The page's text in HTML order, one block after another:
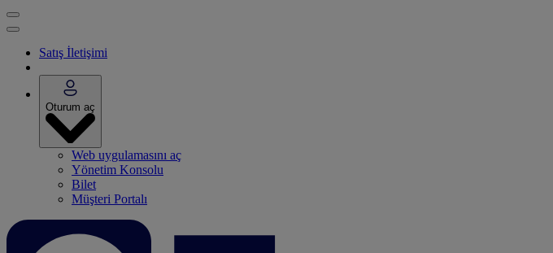
Satış İletişimi
Oturum aç
Web uygulamasını aç
Yönetim Konsolu
Bilet
Müşteri Portalı